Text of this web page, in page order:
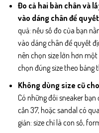
Đo cả hai bàn chân và
vào dáng chân để
quả: nếu số đo của bạn
vào dáng chân để quyết
nên chọn size lớn hơn
chọn đúng size theo bảng
Không dùng size cũ
Có những đôi sneaker
cần 37, hoặc sandal có
giản: size chỉ là con số,